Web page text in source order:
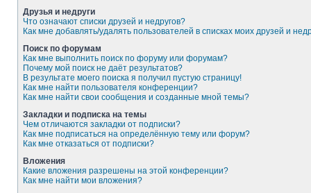
Друзья и недруги
Что означают списки друзей и недругов?
Как мне добавлять/удалять пользователей в списках моих друзей и
Поиск по форумам
Как мне выполнить поиск по форуму или форумам?
Почему мой поиск не даёт результатов?
В результате моего поиска я получил пустую страницу!
Как мне найти пользователя конференции?
Как мне найти свои сообщения и созданные мной темы?
Закладки и подписка на темы
Чем отличаются закладки от подписки?
Как мне подписаться на определённую тему или форум?
Как мне отказаться от подписки?
Вложения
Какие вложения разрешены на этой конференции?
Как мне найти мои вложения?